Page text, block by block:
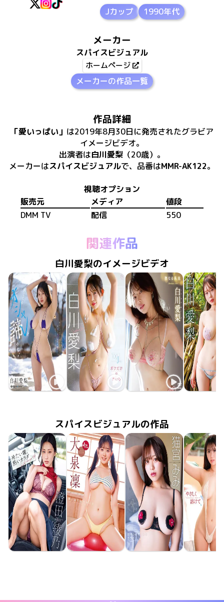
Jカップ
1990年代
メーカー
スパイスビジュアル
ホームページ
メーカーの作品一覧
作品詳細
「愛いっぱい 」 は2019年8月30日に発売されたグラビア
イメージビデオ。
出演者は白川愛梨 （20歳） 。
メーカーはスパイスビジュアルで、​ 品番はMMR-AK122。
視聴オプション
販売元
メディア
値段
DMM TV
配信 550
関連作品
白川愛梨のイメージビデオ
白川愛梨
白川愛梨
白川愛梨
白川愛
スパイスビジュアルの作品
澄田綾乃
大泉凜
緒方日